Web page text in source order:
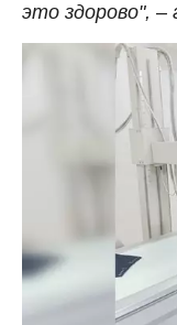
это здорово",